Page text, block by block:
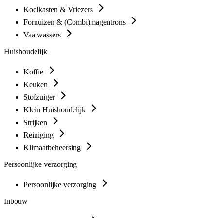
Koelkasten & Vriezers
Fornuizen & (Combi)magentrons
Vaatwassers
Huishoudelijk
Koffie
Keuken
Stofzuiger
Klein Huishoudelijk
Strijken
Reiniging
Klimaatbeheersing
Persoonlijke verzorging
Persoonlijke verzorging
Inbouw